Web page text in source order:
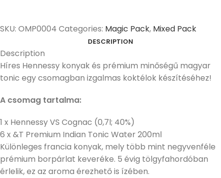
SKU: OMP0004 Categories: Magic Pack, Mixed Pack
DESCRIPTION
Description
Híres Hennessy konyak és prémium minőségű magyar
tonic egy csomagban izgalmas koktélok készítéséhez!
A csomag tartalma:
1 x Hennessy VS Cognac (0,7l; 40%)
6 x &T Premium Indian Tonic Water 200ml
Különleges francia konyak, mely több mint negyvenféle
prémium borpárlat keveréke. 5 évig tölgyfahordóban
érlelik, ez az aroma érezhető is ízében.